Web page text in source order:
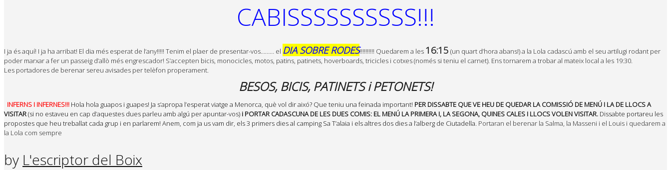
CABISSSSSSSSSS!!!
I ja és aquí! I ja ha arribat! El dia més esperat de l’any!!!!! Tenim el plaer de presentar-vos……… el DIA SOBRE RODES!!!!!!!!!! Quedarem a les 16:15 (un quart d’hora abans!) a la Lola cadascú amb el seu artilugi rodant per
poder marxar a fer un passeig d’allò més engrescador! S’accepten bicis, monocicles, motos, patins, patinets, hoverboards, tricicles i cotxes (només si teniu el carnet). Ens tornarem a trobar al mateix local a les 19:30.
Les portadores de berenar sereu avisades per telèfon properament.
BESOS, BICIS, PATINETS i PETONETS!
INFERNS I INFERNES!!! Hola hola guapos i guapes! Ja s’apropa l’esperat viatge a Menorca, què vol dir aixó? Que teniu una feinada important! PER DISSABTE QUE VE HEU DE QUEDAR LA COMISSIÓ DE MENÚ I LA DE LLOCS A
VISITAR(si no estaveu en cap d’aquestes dues parleu amb algú per apuntar-vos) i PORTAR CADASCUNA DE LES DUES COMIS: EL MENÚ LA PRIMERA I, LA SEGONA, QUINES CALES I LLOCS VOLEN VISITAR. Dissabte portareu les
propostes que heu treballat cada grup i en parlarem! Anem, com ja us vam dir, els 3 primers dies al camping Sa T’alaia i els altres dos dies a l’alberg de Ciutadella. Portaran el berenar la Salma, la Masseni i el Louis i quedarem a
la Lola com sempre
by L'escriptor del Boix